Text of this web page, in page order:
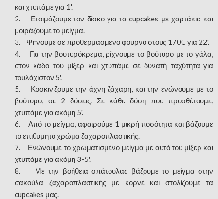
και χτυπάμε για 1'.
2. Ετοιμάζουμε τον δίσκο για τα cupcakes με χαρτάκια και
μοιράζουμε το μείγμα.
3. Ψήνουμε σε προθερμασμένο φούρνο στους 170C για 22'.
4. Για την βουτυρόκρεμα, ρίχνουμε το βούτυρο με το γάλα,
στον κάδο του μίξερ και χτυπάμε σε δυνατή ταχύτητα για
τουλάχιστον 5'.
5. Κοσκινίζουμε την άχνη ζάχαρη, και την ενώνουμε με το
βούτυρο, σε 2 δόσεις. Σε κάθε δόση που προσθέτουμε,
χτυπάμε για ακόμη 5'.
6. Από το μείγμα, αφαιρούμε 1 μικρή ποσότητα και βάζουμε
το επιθυμητό χρώμα ζαχαροπλαστικής.
7. Ενώνουμε το χρωματισμένο μείγμα με αυτό του μίξερ και
χτυπάμε για ακόμη 3-5'.
8. Με την βοήθεια σπάτουλας βάζουμε το μείγμα στην
σακούλα ζαχαροπλαστικής με κορνέ και στολίζουμε τα
cupcakes μας.